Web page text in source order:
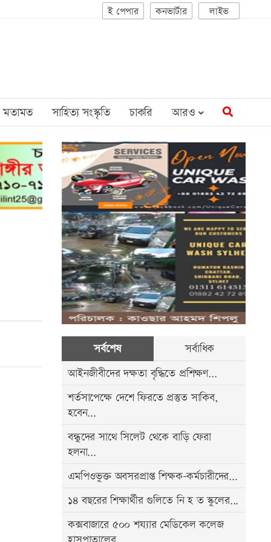
ই পেপার কনভার্টার লাইভ
মতামত সাহিত্য সংস্কৃতি চাকরি আরও
সর্বশেষ
সর্বাধিক
আইনজীবীদের দক্ষতা বৃদ্ধিতে প্রশিক্ষণ...
শর্তসাপেক্ষে দেশে ফিরতে প্রস্তুত সাকিব,
হবেন...
বন্ধুদের সাথে সিলেট থেকে বাড়ি ফেরা
হলনা...
এমপিওভুক্ত অবসরপ্রাপ্ত শিক্ষক-কর্মচারীদের...
১৪ বছরের শিক্ষার্থীর গুলিতে নি হ ত স্কুলের...
কক্সবাজারে ৫০০ শয্যার মেডিকেল কলেজ